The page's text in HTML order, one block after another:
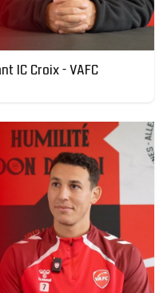
IC Croix - VAFC